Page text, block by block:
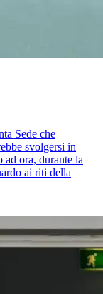
Sede che
svolgersi in
ad ora, durante la
ai riti della